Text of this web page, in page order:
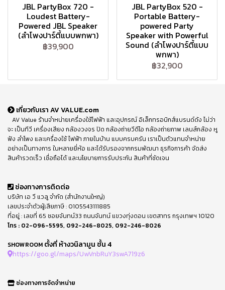
JBL PartyBox 720 -
Loudest Battery-
Powered JBL Speaker
(ลำโพงปาร์ตี้แบบพกพา)
฿39,900
JBL PartyBox 520 -
Portable Battery-
powered Party
Speaker with Powerful
Sound (ลำโพงปาร์ตี้แบบ
พกพา)
฿32,900
เกี่ยวกับเรา AV VALUE.com
AV Value ร้านจำหน่ายเครื่องใช้ไฟฟ้า และอุปกรณ์ อิเล็กทรอนิกส์แบรนด์ดัง ไม่ว่า
จะ เป็นทีวี เครื่องเสียง กล้องวงจร ปิด กล้องถ่ายวีดีโอ กล้องถ่ายภาพ เลนส์กล้อง หู
ฟัง ลำโพง และเครื่องใช้ ไฟฟ้า ภายในบ้าน แบบครบครัน เราเป็นตัวแทนจำหน่าย
อย่างเป็นทางการ ในหลายยี่ห้อ และได้รับรองจากกรมพัฒนา ธุรกิจการค้า จัดส่ง
สินค้ารวดเร็ว เชื่อถือได้ และนโยบายการรับประกัน สินค้าที่ชัดเจน
ช่องทางการติดต่อ
บริษัท เอ วี แวลู จำกัด (สำนักงานใหญ่)
เลขประจำตัวผู้เสียภาษี : 0105543111885
ที่อยู่ : เลขที่ 65 ซอยจันทน์33 ถนนจันทน์ แขวงทุ่งดอน เขตสาทร กรุงเทพฯ 10120
โทร : 02-096-5595, 092-246-8025, 092-246-8026
SHOWROOM ตั้งที่ ห้างวนิลามูน ชั้น 4
https://goo.gl/maps/UwVnbRuY3swA719z6
ช่องทางการจัดจำหน่าย